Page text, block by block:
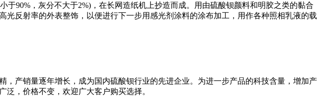
90%，灰分不大于2%)，在长网造纸机上抄造而成。用由硫酸钡颜料和明胶之类的黏合
反射率的外表整饰，以便进行下一步用感光剂涂料的涂布加工，用作各种照相乳液的载
产销量逐年增长，成为国内硫酸钡行业的先进企业。为进一步产品的科技含量，增加产
，价格不变，欢迎广大客户购买选择。